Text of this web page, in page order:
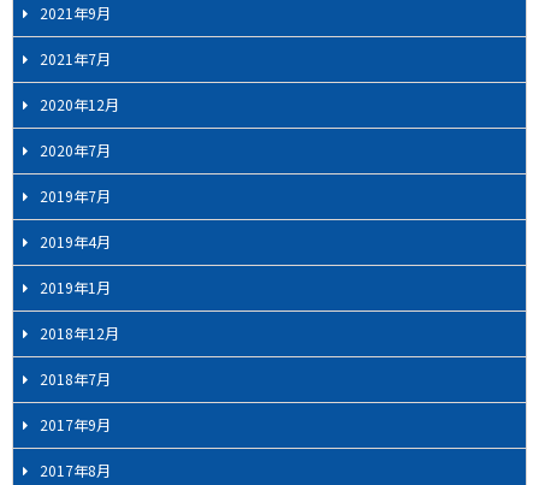
2021年9月
2021年7月
2020年12月
2020年7月
2019年7月
2019年4月
2019年1月
2018年12月
2018年7月
2017年9月
2017年8月